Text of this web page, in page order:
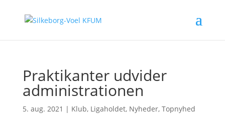
Praktikanter udvider
administrationen
5. aug. 2021 | Klub, Ligaholdet, Nyheder, Topnyhed